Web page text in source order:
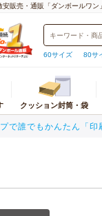
安販売・通販「ダンボールワ
60サイズ 80サ
ズ以下）
クロネコゆ
探す
ウト・デリバリー用
クッション封筒・袋
封筒・クッショ
で誰でもかんたん「印